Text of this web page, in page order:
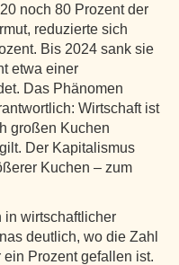
noch 80 Prozent der
reduzierte sich
Bis 2024 sank sie
etwa einer
Das Phänomen
Wirtschaft ist
großen Kuchen
Der Kapitalismus
Kuchen – zum
in wirtschaftlicher
deutlich, wo die Zahl
Prozent gefallen ist.